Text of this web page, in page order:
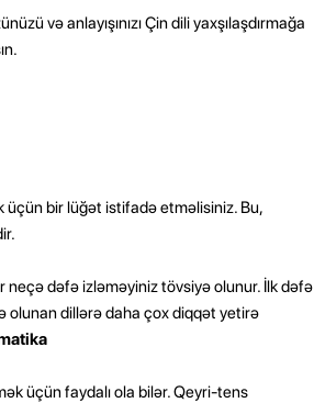
və anlayışınızı Çin dili yaxşılaşdırmağa
üçün bir lüğət istifadə etməlisiniz. Bu,
dəfə izləməyiniz tövsiyə olunur. İlk dəfə
olunan dillərə daha çox diqqət yetirə
üçün faydalı ola bilər. Qeyri-tens